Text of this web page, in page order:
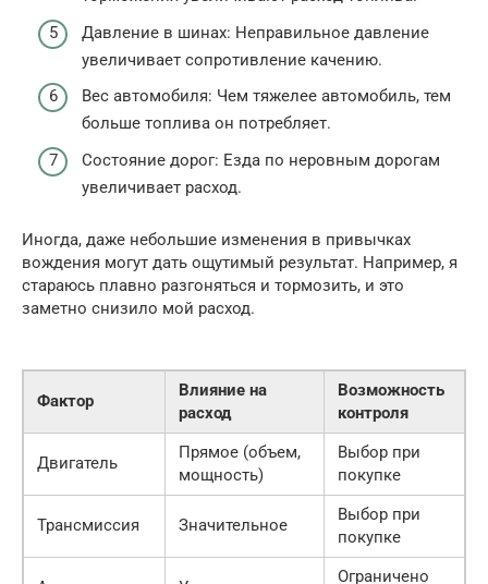
Давление в шинах: Неправильное давление
увеличивает сопротивление качению.
Вес автомобиля: Чем тяжелее автомобиль, тем
больше топлива он потребляет.
Состояние дорог: Езда по неровным дорогам
увеличивает расход.
Иногда, даже небольшие изменения в привычках
вождения могут дать ощутимый результат. Например, я
стараюсь плавно разгоняться и тормозить, и это
заметно снизило мой расход.
Фактор
Влияние на
расход
Возможность
контроля
Двигатель
Прямое (объем,
мощность)
Выбор при
покупке
Трансмиссия Значительное
Выбор при
покупке
Ограничено